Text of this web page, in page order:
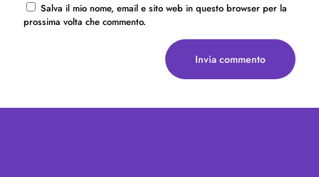
Salva il mio nome, email e sito web in questo browser per la
prossima volta che commento.